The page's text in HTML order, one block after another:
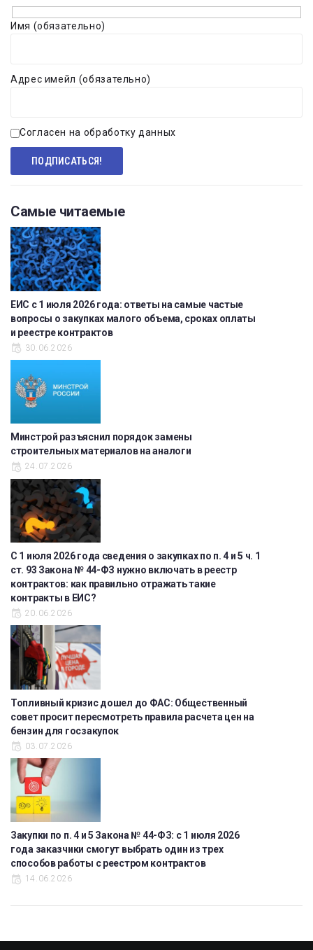
Имя (обязательно)
Адрес имейл (обязательно)
Согласен на обработку данных
Самые читаемые
ЕИС с 1 июля 2026 года: ответы на самые частые
вопросы о закупках малого объема, сроках оплаты
и реестре контрактов
30.06.2026
Минстрой разъяснил порядок замены
строительных материалов на аналоги
24.07.2026
С 1 июля 2026 года сведения о закупках по п. 4 и 5 ч. 1
ст. 93 Закона № 44-ФЗ нужно включать в реестр
контрактов: как правильно отражать такие
контракты в ЕИС?
20.06.2026
Топливный кризис дошел до ФАС: Общественный
совет просит пересмотреть правила расчета цен на
бензин для госзакупок
03.07.2026
Закупки по п. 4 и 5 Закона № 44-ФЗ: с 1 июля 2026
года заказчики смогут выбрать один из трех
способов работы с реестром контрактов
14.06.2026